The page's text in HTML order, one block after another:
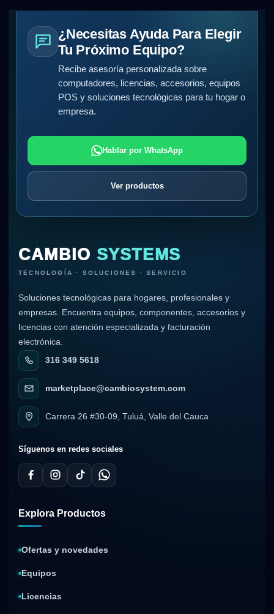
¿Necesitas Ayuda Para Elegir
Tu Próximo Equipo?
Recibe asesoría personalizada sobre
computadores, licencias, accesorios, equipos
POS y soluciones tecnológicas para tu hogar o
empresa.
Hablar por WhatsApp
Ver productos
CAMBIO SYSTEMS
TECNOLOGÍA · SOLUCIONES · SERVICIO
Soluciones tecnológicas para hogares, profesionales y
empresas. Encuentra equipos, componentes, accesorios y
licencias con atención especializada y facturación
electrónica.
316 349 5618
marketplace@cambiosystem.com
Carrera 26 #30-09, Tuluá, Valle del Cauca
Síguenos en redes sociales
Explora Productos
Ofertas y novedades
Equipos
Licencias